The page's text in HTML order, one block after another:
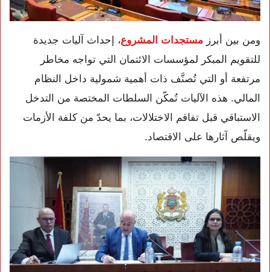
ومن بين أبرز مستجدات المشروع، إحداث آليات جديدة
للتقويم المبكر لمؤسسات الائتمان التي تواجه مخاطر
مرتفعة أو التي تُصنَّف ذات أهمية شمولية داخل النظام
المالي. هذه الآليات تُمكّن السلطات المختصة من التدخل
الاستباقي قبل تفاقم الاختلالات، بما يحدّ من كلفة الأزمات
ويقلّص آثارها على الاقتصاد.